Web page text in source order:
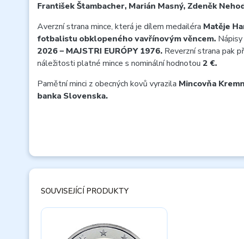
František Štambacher, Marián Masný, Zdeněk
Averzní strana mince, která je dílem medailéra Matěje
fotbalistu obklopeného vavřínovým věncem.
2026 – MAJSTRI EURÓPY 1976. Reverzní strana pak
náležitosti platné mince s nominální hodnotou 2 €.
Pamětní minci z obecných kovů vyrazila Mincovňa
banka Slovenska.
SOUVISEJÍCÍ PRODUKTY